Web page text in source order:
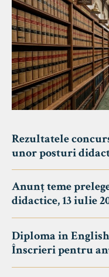
Rezultatele
unor posturi
Anunț teme
didactice, 13 iulie
Diploma in
Înscrieri pentru